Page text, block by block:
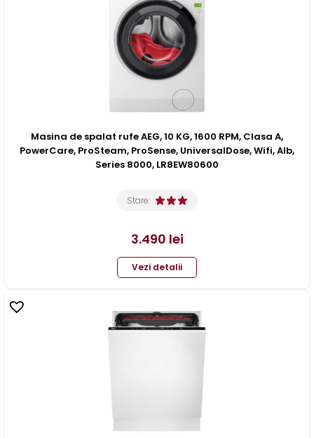
Masina de spalat rufe AEG, 10 KG, 1600 RPM, Clasa A,
PowerCare, ProSteam, ProSense, UniversalDose, Wifi, Alb,
Series 8000, LR8EW80600
Stare:
3.490 lei
Vezi detalii